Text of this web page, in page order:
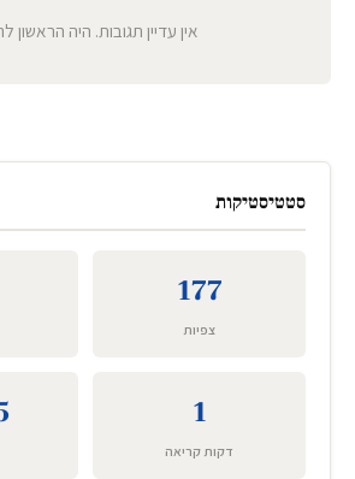
אין עדיין תגובות. היה הראשון
סטטיסטיקות
177
צפיות
1
דקות קריאה